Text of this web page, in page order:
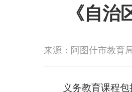
《自
来源：阿图什市教育
义务教育课程包括国
国家课程由国务院教
丰富思政教育内容，促进